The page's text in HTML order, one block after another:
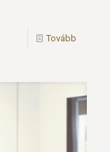
Tovább